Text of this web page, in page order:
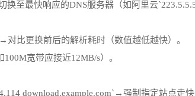
至最快响应的DNS服务器（如阿里云
对比更换前后的解析耗时（数值越低越快）。
宽带应接近12MB/s）。
download.example.com`→强制指定站点走